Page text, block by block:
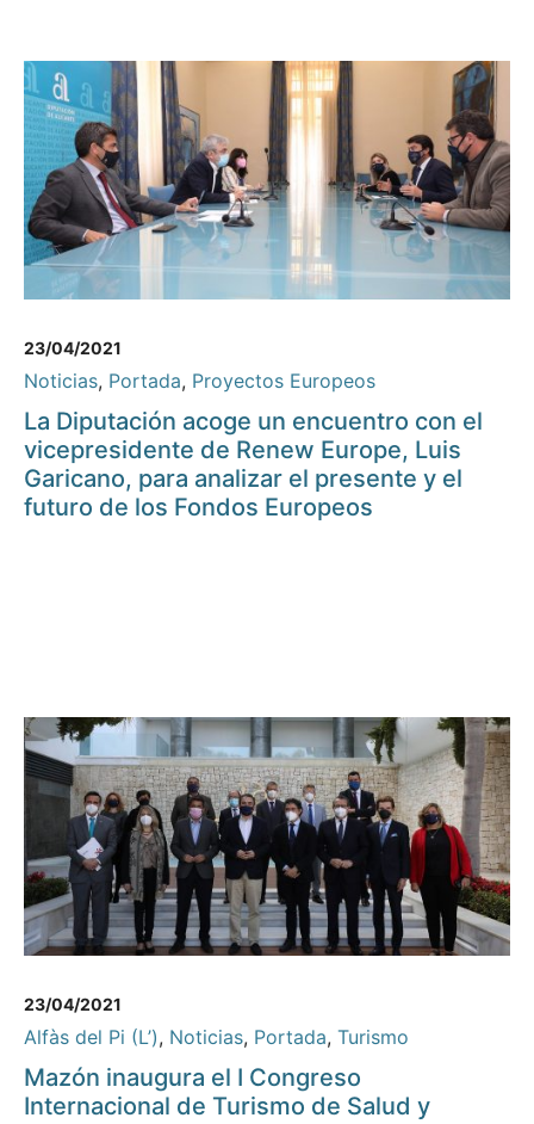
23/04/2021
Noticias, Portada, Proyectos Europeos
La Diputación acoge un encuentro con el
vicepresidente de Renew Europe, Luis
Garicano, para analizar el presente y el
futuro de los Fondos Europeos
23/04/2021
Alfàs del Pi (L’), Noticias, Portada, Turismo
Mazón inaugura el I Congreso
Internacional de Turismo de Salud y